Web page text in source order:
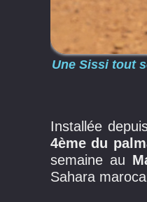
Une Sissi tout
Installée
4ème du
semaine au
Sahara